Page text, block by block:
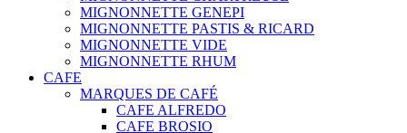
MIGNONNETTE GENEPI
MIGNONNETTE PASTIS & RICARD
MIGNONNETTE VIDE
MIGNONNETTE RHUM
CAFE
MARQUES DE CAFÉ
CAFE ALFREDO
CAFE BROSIO